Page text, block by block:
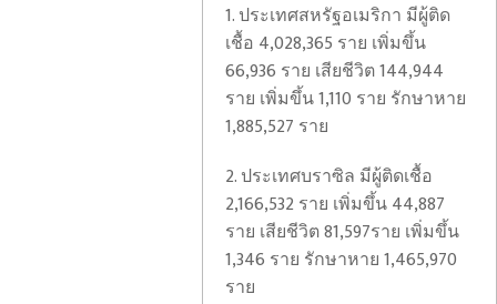
1. ประเทศสหรัฐอเมริกา มีผู้ติด
เชื้อ 4,028,365 ราย เพิ่มขึ้น
66,936 ราย เสียชีวิต 144,944
ราย เพิ่มขึ้น 1,110 ราย รักษาหาย
1,885,527 ราย
2. ประเทศบราซิล มีผู้ติดเชื้อ
2,166,532 ราย เพิ่มขึ้น 44,887
ราย เสียชีวิต 81,597ราย เพิ่มขึ้น
1,346 ราย รักษาหาย 1,465,970
ราย